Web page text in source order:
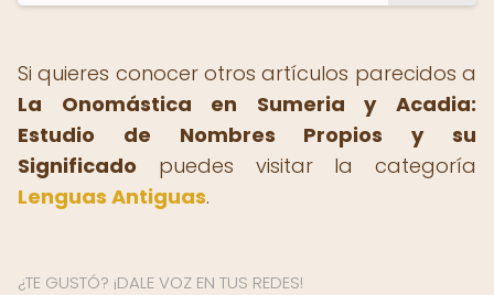
Si quieres conocer otros artículos parecidos a
La Onomástica en Sumeria y Acadia:
Estudio de Nombres Propios y su
Significado puedes visitar la categoría
Lenguas Antiguas.
¿TE GUSTÓ? ¡DALE VOZ EN TUS REDES!